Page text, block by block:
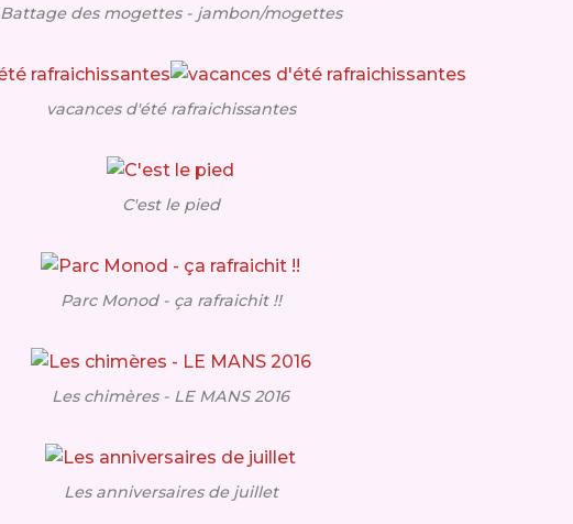
Battage des mogettes - jambon/mogettes
vacances d'été rafraichissantes
C'est le pied
Parc Monod - ça rafraichit !!
Les chimères - LE MANS 2016
Les anniversaires de juillet